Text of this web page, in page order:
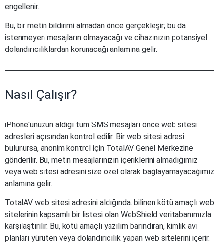
engellenir.
Bu, bir metin bildirimi almadan önce gerçekleşir; bu da
istenmeyen mesajların olmayacağı ve cihazınızın potansiyel
dolandırıcılıklardan korunacağı anlamına gelir.
Nasıl Çalışır?
iPhone'unuzun aldığı tüm SMS mesajları önce web sitesi
adresleri açısından kontrol edilir. Bir web sitesi adresi
bulunursa, anonim kontrol için TotalAV Genel Merkezine
gönderilir. Bu, metin mesajlarınızın içeriklerini almadığımız
veya web sitesi adresini size özel olarak bağlayamayacağımız
anlamına gelir.
TotalAV web sitesi adresini aldığında, bilinen kötü amaçlı web
sitelerinin kapsamlı bir listesi olan WebShield veritabanımızla
karşılaştırılır. Bu, kötü amaçlı yazılım barındıran, kimlik avı
planları yürüten veya dolandırıcılık yapan web sitelerini içerir.